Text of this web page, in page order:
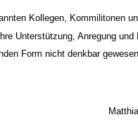
Kollegen, Kommilitonen
Unterstützung, Anregung und
Form nicht denkbar